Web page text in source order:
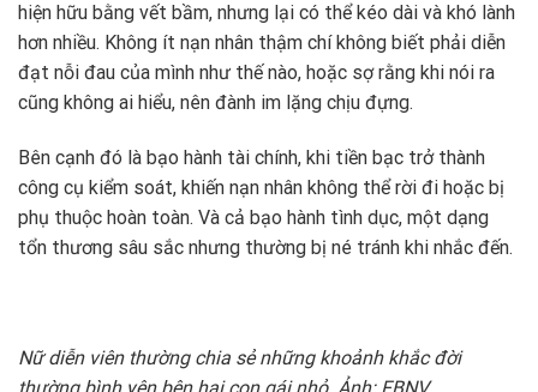
hiện hữu bằng vết bầm, nhưng lại có thể kéo dài và khó lành
hơn nhiều. Không ít nạn nhân thậm chí không biết phải diễn
đạt nỗi đau của mình như thế nào, hoặc sợ rằng khi nói ra
cũng không ai hiểu, nên đành im lặng chịu đựng.
Bên cạnh đó là bạo hành tài chính, khi tiền bạc trở thành
công cụ kiểm soát, khiến nạn nhân không thể rời đi hoặc bị
phụ thuộc hoàn toàn. Và cả bạo hành tình dục, một dạng
tổn thương sâu sắc nhưng thường bị né tránh khi nhắc đến.
Nữ diễn viên thường chia sẻ những khoảnh khắc đời
thường bình yên bên hai con gái nhỏ. Ảnh: FBNV.